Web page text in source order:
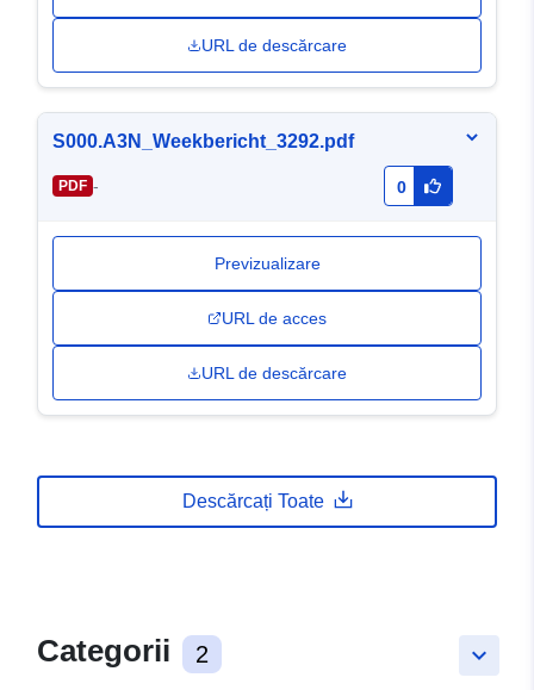
URL de descărcare
S000.A3N_Weekbericht_3292.pdf
PDF - 0
Previzualizare
URL de acces
URL de descărcare
Descărcați Toate
keyboard_arrow_down
Categorii 2